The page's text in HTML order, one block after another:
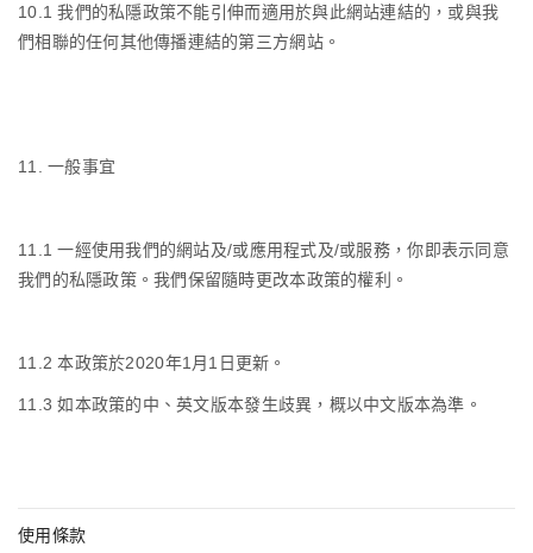
10.1我們的私隱政策不能引伸而適用於與此網站連結的，或與我
們相聯的任何其他傳播連結的第三方網站。
11.一般事宜
11.1一經使用我們的網站及/或應用程式及/或服務，你即表示同意
我們的私隱政策。我們保留隨時更改本政策的權利。
11.2本政策於2020年1 月1 日更新。
11.3如本政策的中、英文版本發生歧異，概以中文版本為準。
使用條款